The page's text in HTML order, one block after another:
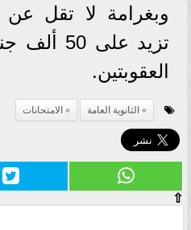
تزيد على
العقوبتين.
الثانوية العامة الامتحانات
⇧